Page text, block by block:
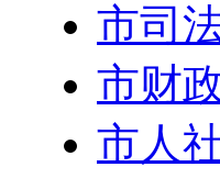
市司
市财
市人